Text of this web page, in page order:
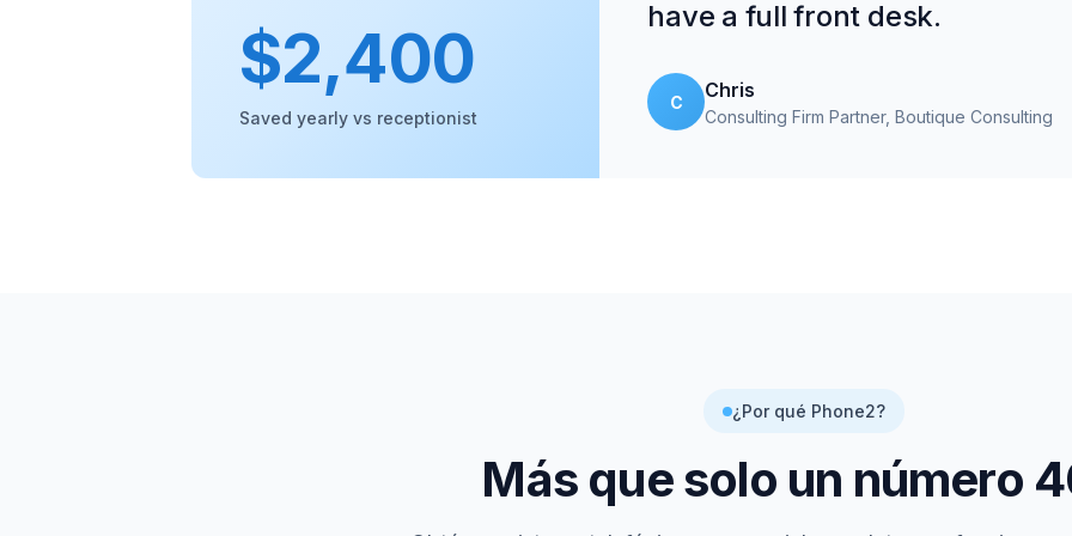
$2,400
Saved yearly vs receptionist
have a full front desk.
C
Chris
Consulting Firm Partner, Boutique Consulting
¿Por qué Phone2?
Más que solo un número